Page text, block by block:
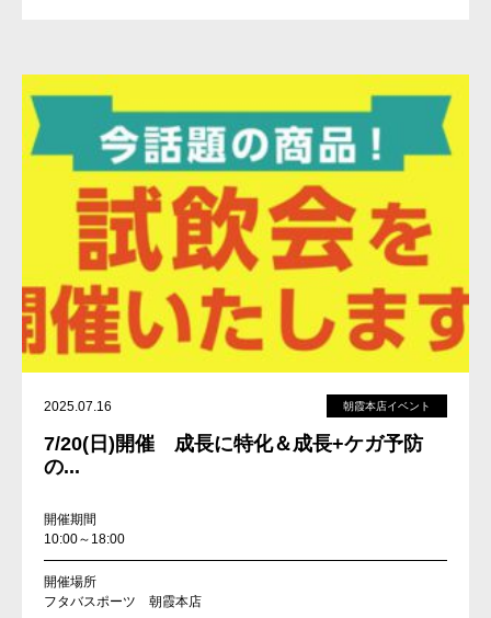
2025.07.16 朝霞本店イベント
7/20(日)開催 成長に特化＆成長+ケガ予防
の...
開催期間
10:00～18:00
開催場所
フタバスポーツ 朝霞本店